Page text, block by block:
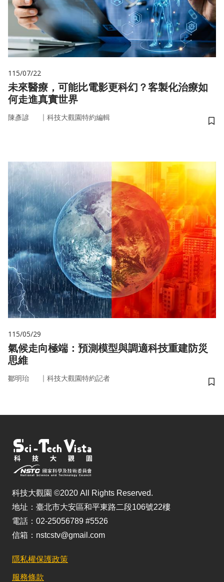
115/07/22
未來醫療，可能比電影更科幻？客製化治療如
何走進真實世界
陳彥諺 ｜ 科技大觀園特約編輯
儲
115/05/29
氣候走向極端：預測模型與調適科技重建防災
思維
鄒明珆 ｜ 科技大觀園特約記者
儲
科技大觀園 ©2020 All Rights Reserved.
地址：臺北市大安區和平東路二段106號22樓
電話：02-25056789 #5526
信箱：nstcstv@gmail.com
隱私權保護政策
服務條款